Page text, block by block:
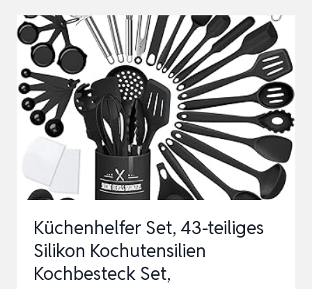
40
TEILIG,
KOCHUTENSILIEN
SET
MIT
UTENSILIENHALTER,
KOCHGESCHIRR
Küchenhelfer Set, 43-teiliges
Silikon Kochutensilien
Kochbesteck Set,